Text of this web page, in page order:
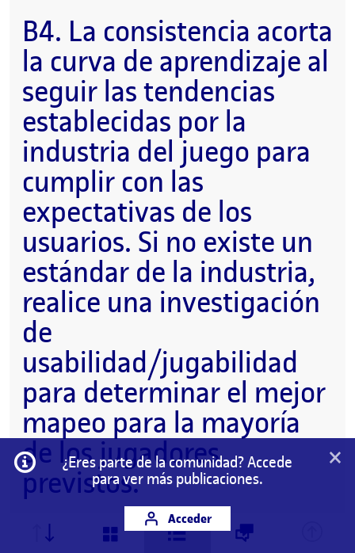
B4. La consistencia acorta
la curva de aprendizaje al
seguir las tendencias
establecidas por la
industria del juego para
cumplir con las
expectativas de los
usuarios. Si no existe un
estándar de la industria,
realice una investigación
de
usabilidad/jugabilidad
para determinar el mejor
mapeo para la mayoría
de los jugadores
previstos.
La curva de aprendizaje en este juego sigue lo habitual
en los juegos de gestión. Empiezas con algo básico,
Información
¿Eres parte de la comunidad? Accede
para ver más publicaciones.
Acceder
×